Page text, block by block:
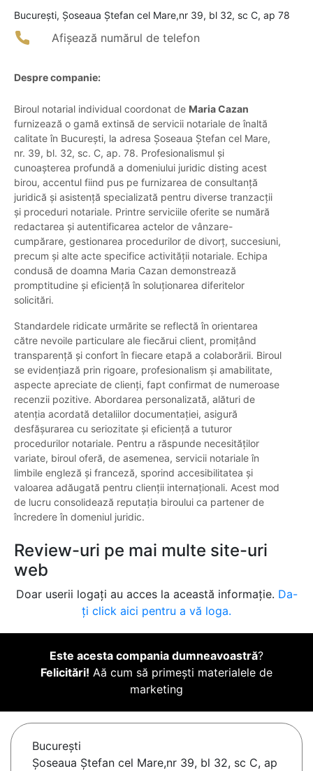
Bucureşti, Șoseaua Ștefan cel Mare,nr 39, bl 32, sc C, ap 78
Afișează numărul de telefon
Despre companie:
Biroul notarial individual coordonat de Maria Cazan
furnizează o gamă extinsă de servicii notariale de înaltă
calitate în București, la adresa Șoseaua Ștefan cel Mare,
nr. 39, bl. 32, sc. C, ap. 78. Profesionalismul și
cunoașterea profundă a domeniului juridic disting acest
birou, accentul fiind pus pe furnizarea de consultanță
juridică și asistență specializată pentru diverse tranzacții
și proceduri notariale. Printre serviciile oferite se numără
redactarea și autentificarea actelor de vânzare-
cumpărare, gestionarea procedurilor de divorț, succesiuni,
precum și alte acte specifice activității notariale. Echipa
condusă de doamna Maria Cazan demonstrează
promptitudine și eficiență în soluționarea diferitelor
solicitări.
Standardele ridicate urmărite se reflectă în orientarea
către nevoile particulare ale fiecărui client, promițând
transparență și confort în fiecare etapă a colaborării. Biroul
se evidențiază prin rigoare, profesionalism și amabilitate,
aspecte apreciate de clienți, fapt confirmat de numeroase
recenzii pozitive. Abordarea personalizată, alături de
atenția acordată detaliilor documentației, asigură
desfășurarea cu seriozitate și eficiență a tuturor
procedurilor notariale. Pentru a răspunde necesităților
variate, biroul oferă, de asemenea, servicii notariale în
limbile engleză și franceză, sporind accesibilitatea și
valoarea adăugată pentru clienții internaționali. Acest mod
de lucru consolidează reputația biroului ca partener de
încredere în domeniul juridic.
Review-uri pe mai multe site-uri
web
Doar userii logați au acces la această informație. Da-
ți click aici pentru a vă loga.
Este acesta compania dumneavoastră?
Felicitări! Aă cum să primești materialele de
marketing
Bucureşti
Șoseaua Ștefan cel Mare,nr 39, bl 32, sc C, ap